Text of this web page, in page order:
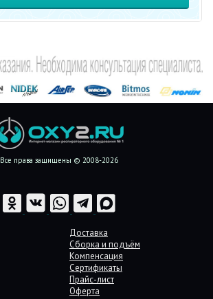
Все права защищены © 2008-2026
Доставка
Сборка и подъём
Компенсация
Сертификаты
Прайс-лист
Оферта